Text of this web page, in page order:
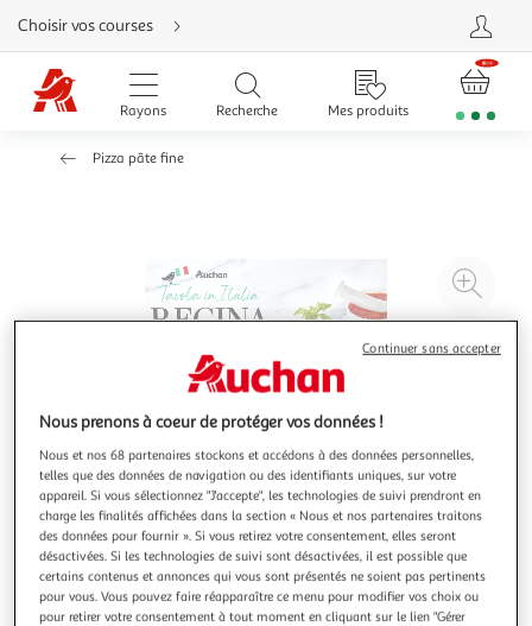
Aller
directement
au
contenu
Aller
directement
Aller
Choisir vos courses
Rayons Recherche Mes produits
Pizza pâte fine
à
Illustration
précédente
Illustration
suivante
Nous prenons à coeur de protéger vos données !
Nous et nos 68 partenaires stockons et accédons à des données personnelles,
telles que des données de navigation ou des identifiants uniques, sur votre
appareil. Si vous sélectionnez "J'accepte", les technologies de suivi prendront en
charge les finalités affichées dans la section « Nous et nos partenaires traitons
des données pour fournir ». Si vous retirez votre consentement, elles seront
désactivées. Si les technologies de suivi sont désactivées, il est possible que
certains contenus et annonces qui vous sont présentés ne soient pas pertinents
pour vous. Vous pouvez faire réapparaître ce menu pour modifier vos choix ou
pour retirer votre consentement à tout moment en cliquant sur le lien "Gérer
Continuer sans accepter